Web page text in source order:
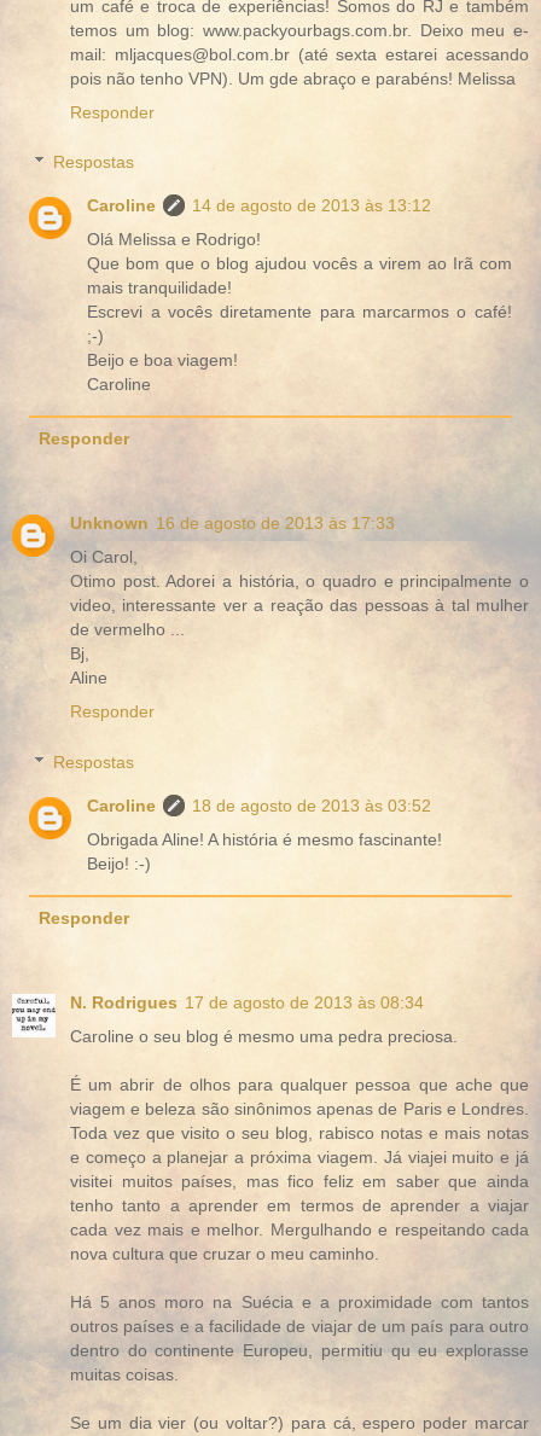
um café e troca de experiências! Somos do RJ e também
temos um blog: www.packyourbags.com.br. Deixo meu e-
mail: mljacques@bol.com.br (até sexta estarei acessando
pois não tenho VPN). Um gde abraço e parabéns! Melissa
Responder
Respostas
Caroline
14 de agosto de 2013 às 13:12
Olá Melissa e Rodrigo!
Que bom que o blog ajudou vocês a virem ao Irã com
mais tranquilidade!
Escrevi a vocês diretamente para marcarmos o café!
;-)
Beijo e boa viagem!
Caroline
Responder
Unknown 16 de agosto de 2013 às 17:33
Oi Carol,
Otimo post. Adorei a história, o quadro e principalmente o
video, interessante ver a reação das pessoas à tal mulher
de vermelho ...
Bj,
Aline
Responder
Respostas
Caroline
18 de agosto de 2013 às 03:52
Obrigada Aline! A história é mesmo fascinante!
Beijo! :-)
Responder
N. Rodrigues 17 de agosto de 2013 às 08:34
Caroline o seu blog é mesmo uma pedra preciosa.
É um abrir de olhos para qualquer pessoa que ache que
viagem e beleza são sinônimos apenas de Paris e Londres.
Toda vez que visito o seu blog, rabisco notas e mais notas
e começo a planejar a próxima viagem. Já viajei muito e já
visitei muitos países, mas fico feliz em saber que ainda
tenho tanto a aprender em termos de aprender a viajar
cada vez mais e melhor. Mergulhando e respeitando cada
nova cultura que cruzar o meu caminho.
Há 5 anos moro na Suécia e a proximidade com tantos
outros países e a facilidade de viajar de um país para outro
dentro do continente Europeu, permitiu qu eu explorasse
muitas coisas.
Se um dia vier (ou voltar?) para cá, espero poder marcar